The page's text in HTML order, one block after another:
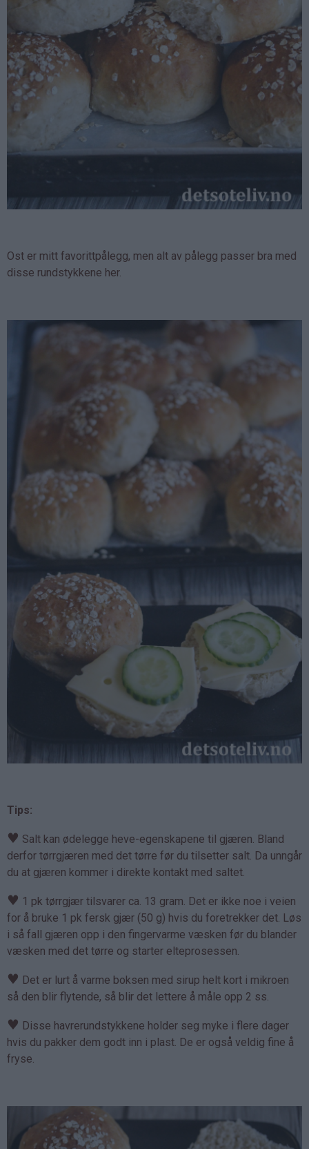
Ost er mitt favorittpålegg, men alt av pålegg passer bra med
disse rundstykkene her.
Tips:
♥ Salt kan ødelegge heve-egenskapene til gjæren. Bland
derfor tørrgjæren med det tørre før du tilsetter salt. Da unngår
du at gjæren kommer i direkte kontakt med saltet.
♥ 1 pk tørrgjær tilsvarer ca. 13 gram. Det er ikke noe i veien
for å bruke 1 pk fersk gjær (50 g) hvis du foretrekker det. Løs
i så fall gjæren opp i den fingervarme væsken før du blander
væsken med det tørre og starter elteprosessen.
♥ Det er lurt å varme boksen med sirup helt kort i mikroen
så den blir flytende, så blir det lettere å måle opp 2 ss.
♥ Disse havrerundstykkene holder seg myke i flere dager
hvis du pakker dem godt inn i plast. De er også veldig fine å
fryse.